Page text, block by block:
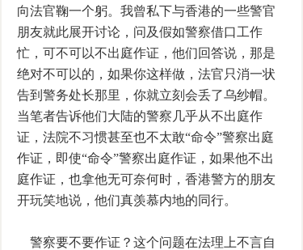
向法官鞠一个躬。我曾私下与香港的一些警官
朋友就此展开讨论，问及假如警察借口工作
忙，可不可以不出庭作证，他们回答说，那是
绝对不可以的，如果你这样做，法官只消一状
告到警务处长那里，你就立刻会丢了乌纱帽。
当笔者告诉他们大陆的警察几乎从不出庭作
证，法院不习惯甚至也不太敢“命令”警察出庭
作证，即使“命令”警察出庭作证，如果他不出
庭作证，也拿他无可奈何时，香港警方的朋友
开玩笑地说，他们真羡慕内地的同行。
警察要不要作证？这个问题在法理上不言自